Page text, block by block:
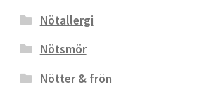
Nötallergi
Nötsmör
Nötter & frön